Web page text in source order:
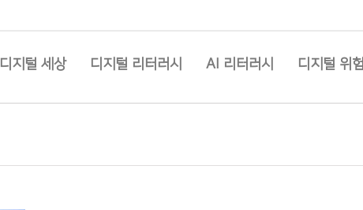
디지털 세상 디지털 리터러시 AI 리터러시 디지털 위험